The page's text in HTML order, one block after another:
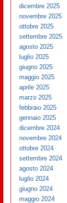
dicembre 2025
novembre 2025
ottobre 2025
settembre 2025
agosto 2025
luglio 2025
giugno 2025
maggio 2025
aprile 2025
marzo 2025
febbraio 2025
gennaio 2025
dicembre 2024
novembre 2024
ottobre 2024
settembre 2024
agosto 2024
luglio 2024
giugno 2024
maggio 2024